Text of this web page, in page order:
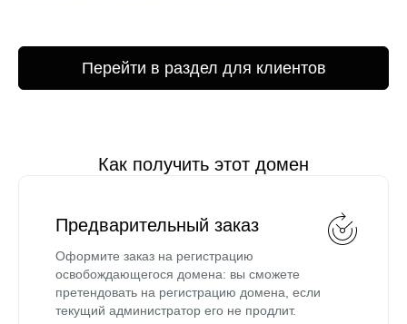
Перейти в раздел для клиентов
Как получить этот домен
Предварительный заказ
Оформите заказ на регистрацию
освобождающегося домена: вы сможете
претендовать на регистрацию домена, если
текущий администратор его не продлит.